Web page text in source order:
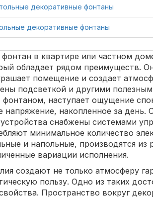
декоративные фонтаны
декоративные фонтаны
в квартире или частном
обладает рядом преимуществ.
помещение и создает
подсветкой и другими
наступает ощущение
напряжение, накопленное за день.
снабжены системами
минимальное количество
и напольные, производятся из
вариации исполнения.
создают не только атмосферу
пользу. Одно из таких
Пространство вокруг